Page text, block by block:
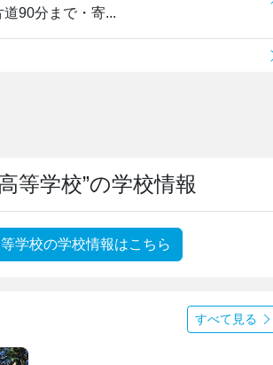
90分まで・寄...
等学校”の学校情報
学校の学校情報はこちら
すべて見る